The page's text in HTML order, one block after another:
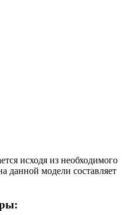
исходя из необходимого
данной модели составляет